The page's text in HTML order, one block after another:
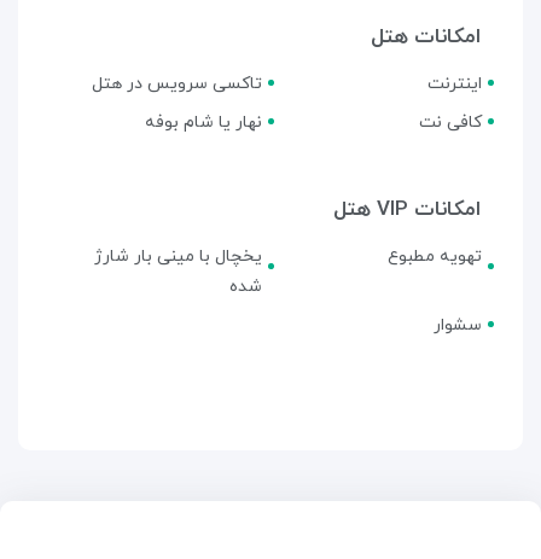
امکانات هتل
اینترنت
تاکسی سرویس در هتل
کافی نت
نهار یا شام بوفه
امکانات VIP هتل
تهویه مطبوع
یخچال با مینی بار شارژ
شده
سشوار